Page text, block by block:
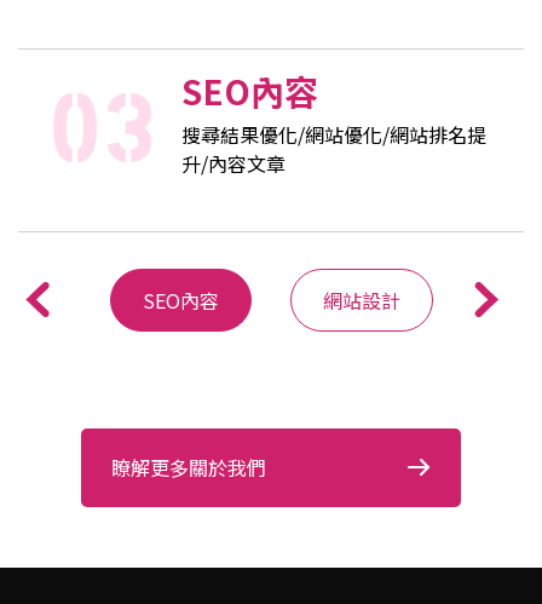
SEO內容
搜尋結果優化/網站優化/網站排名提
升/內容文章
劃 SEO內容 網站設計
瞭解更多關於我們